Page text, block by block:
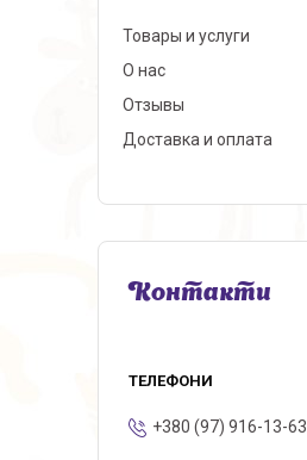
Товары и услуги
О нас
Отзывы
Доставка и оплата
Контакти
+380 (97) 916-13-63